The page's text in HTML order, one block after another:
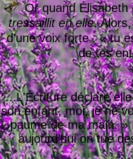
Or quand Élisabeth
tressaillit en elle.
d'une voix forte : « tu
de tes
...L'Écriture déclare
son enfant, moi, je ne
paume de ma main. »
aujourd'hui on tue